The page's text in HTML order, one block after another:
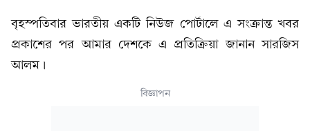
বৃহস্পতিবার ভারতীয় একটি নিউজ পোর্টালে এ সংক্রান্ত খবর
প্রকাশের পর আমার দেশকে এ প্রতিক্রিয়া জানান সারজিস
আলম।
বিজ্ঞাপন